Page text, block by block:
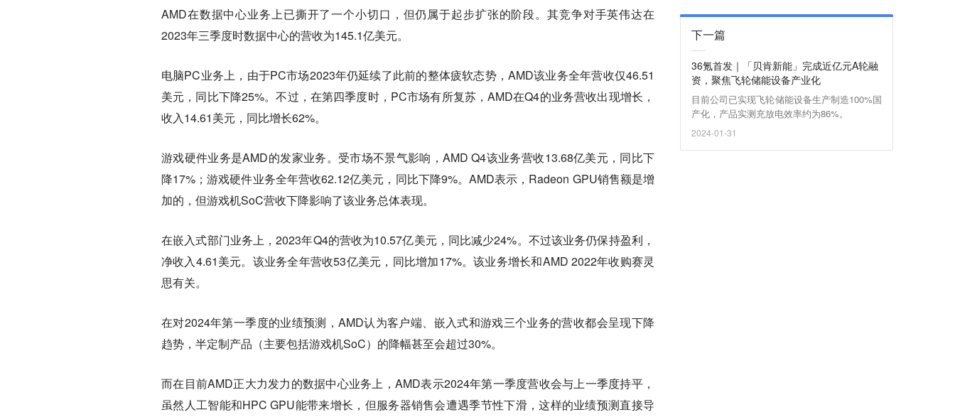
AMD在数据中心业务上已撕开了一个小切口，但仍属于起步扩张的阶段。其竞争对手英伟达在
2023年三季度时数据中心的营收为145.1亿美元。
电脑PC业务上，由于PC市场2023年仍延续了此前的整体疲软态势，AMD该业务全年营收仅46.51
美元，同比下降25%。不过，在第四季度时，PC市场有所复苏，AMD在Q4的业务营收出现增长，
收入14.61美元，同比增长62%。
游戏硬件业务是AMD的发家业务。受市场不景气影响，AMD Q4该业务营收13.68亿美元，同比下
降17%；游戏硬件业务全年营收62.12亿美元，同比下降9%。AMD表示，Radeon GPU销售额是增
加的，但游戏机SoC营收下降影响了该业务总体表现。
在嵌入式部门业务上，2023年Q4的营收为10.57亿美元，同比减少24%。不过该业务仍保持盈利，
净收入4.61美元。该业务全年营收53亿美元，同比增加17%。该业务增长和AMD 2022年收购赛灵
思有关。
在对2024年第一季度的业绩预测，AMD认为客户端、嵌入式和游戏三个业务的营收都会呈现下降
趋势，半定制产品（主要包括游戏机SoC）的降幅甚至会超过30%。
而在目前AMD正大力发力的数据中心业务上，AMD表示2024年第一季度营收会与上一季度持平，
虽然人工智能和HPC GPU能带来增长，但服务器销售会遭遇季节性下滑，这样的业绩预测直接导
下一篇
36氪首发｜「贝肯新能」完成近亿元A轮融
资，聚焦飞轮储能设备产业化
目前公司已实现飞轮储能设备生产制造100%国
产化，产品实测充放电效率约为86%。
2024-01-31